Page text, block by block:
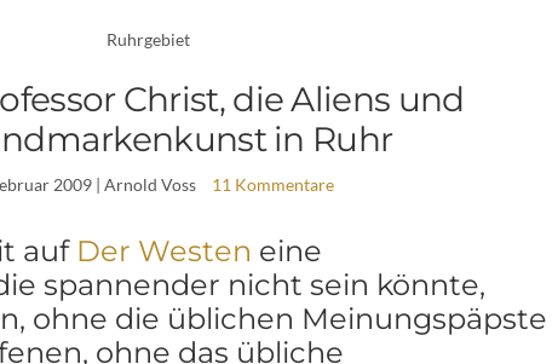
Ruhrgebiet
Christ, die Aliens und
in Ruhr
2009 | Arnold Voss 11 Kommentare
auf Der Westen eine
spannender nicht sein könnte,
ohne die üblichen Meinungspäpste
ohne das übliche